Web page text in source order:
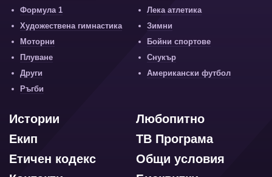
Формула 1
Лека атлетика
Художествена гимнастика
Зимни
Моторни
Бойни спортове
Плуване
Снукър
Други
Американски футбол
Ръгби
Любопитно
Истории
ТВ Програма
Екип
Общи условия
Етичен кодекс